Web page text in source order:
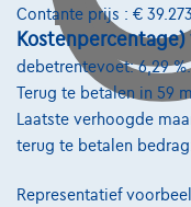
Contante prijs : €
Kostenpercentage)
debetrentevoet: 6,29
Terug te betalen in 59
Laatste verhoogde
terug te betalen
Representatief